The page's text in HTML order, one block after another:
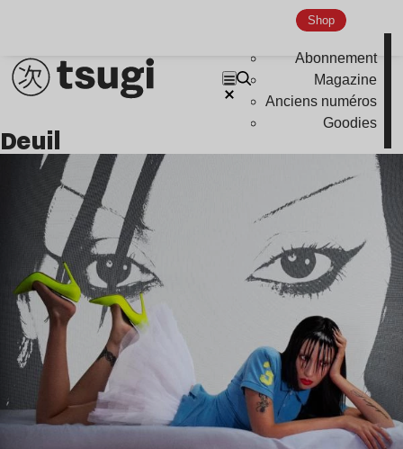
Shop
Abonnement
Magazine
Anciens numéros
Goodies
deuil